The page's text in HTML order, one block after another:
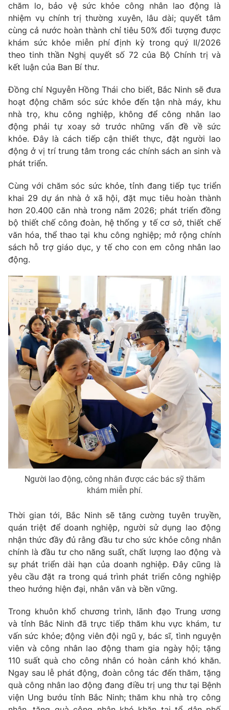
chăm lo, bảo vệ sức khỏe công nhân lao động là
nhiệm vụ chính trị thường xuyên, lâu dài; quyết tâm
cùng cả nước hoàn thành chỉ tiêu 50% đối tượng được
khám sức khỏe miễn phí định kỳ trong quý II/2026
theo tinh thần Nghị quyết số 72 của Bộ Chính trị và
kết luận của Ban Bí thư.
Đồng chí Nguyễn Hồng Thái cho biết, Bắc Ninh sẽ đưa
hoạt động chăm sóc sức khỏe đến tận nhà máy, khu
nhà trọ, khu công nghiệp, không để công nhân lao
động phải tự xoay sở trước những vấn đề về sức
khỏe. Đây là cách tiếp cận thiết thực, đặt người lao
động ở vị trí trung tâm trong các chính sách an sinh và
phát triển.
Cùng với chăm sóc sức khỏe, tỉnh đang tiếp tục triển
khai 29 dự án nhà ở xã hội, đặt mục tiêu hoàn thành
hơn 20.400 căn nhà trong năm 2026; phát triển đồng
bộ thiết chế công đoàn, hệ thống y tế cơ sở, thiết chế
văn hóa, thể thao tại khu công nghiệp; mở rộng chính
sách hỗ trợ giáo dục, y tế cho con em công nhân lao
động.
Người lao động, công nhân được các bác sỹ thăm
khám miễn phí.
Thời gian tới, Bắc Ninh sẽ tăng cường tuyên truyền,
quán triệt để doanh nghiệp, người sử dụng lao động
nhận thức đầy đủ rằng đầu tư cho sức khỏe công nhân
chính là đầu tư cho năng suất, chất lượng lao động và
sự phát triển dài hạn của doanh nghiệp. Đây cũng là
yêu cầu đặt ra trong quá trình phát triển công nghiệp
theo hướng hiện đại, nhân văn và bền vững.
Trong khuôn khổ chương trình, lãnh đạo Trung ương
và tỉnh Bắc Ninh đã trực tiếp thăm khu vực khám, tư
vấn sức khỏe; động viên đội ngũ y, bác sĩ, tình nguyện
viên và công nhân lao động tham gia ngày hội; tặng
110 suất quà cho công nhân có hoàn cảnh khó khăn.
Ngay sau lễ phát động, đoàn công tác đến thăm, tặng
quà công nhân lao động đang điều trị ung thư tại Bệnh
viện Ung bướu tỉnh Bắc Ninh; thăm khu nhà trọ công